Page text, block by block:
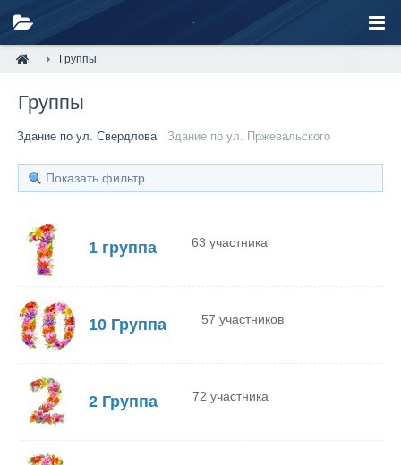
Группы
Группы
Здание по ул. Свердлова Здание по ул. Пржевальского
Показать фильтр
1 группа 63 участника
10 Группа 57 участников
2 Группа 72 участника